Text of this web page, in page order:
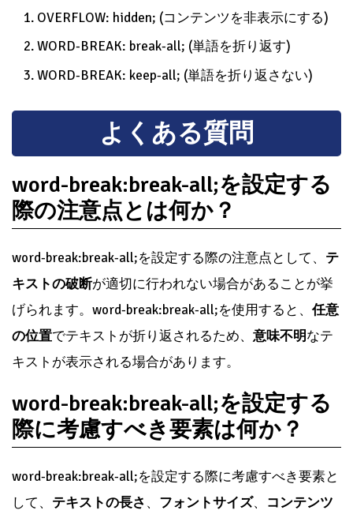
OVERFLOW: hidden; (コンテンツを非表示にする)
WORD-BREAK: break-all; (単語を折り返す)
WORD-BREAK: keep-all; (単語を折り返さない)
よくある質問
word-break:break-all;を設定する
際の注意点とは何か？
word-break:break-all;を設定する際の注意点として、 テ
キストの破断が適切に行われない場合があることが挙
げられます。word-break:break-all;を使用すると、 任意
の位置でテキストが折り返されるため、 意味不明なテ
キストが表示される場合があります。
word-break:break-all;を設定する
際に考慮すべき要素は何か？
word-break:break-all;を設定する際に考慮すべき要素と
して、 テキストの長さ、 フォントサイズ、 コンテンツ